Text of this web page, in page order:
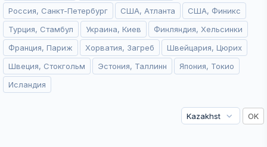
Россия, Санкт-Петербург
США, Атланта
США, Финикс
Турция, Стамбул
Украина, Киев
Финляндия, Хельсинки
Франция, Париж
Хорватия, Загреб
Швейцария, Цюрих
Швеция, Стокгольм
Эстония, Таллинн
Япония, Токио
Исландия